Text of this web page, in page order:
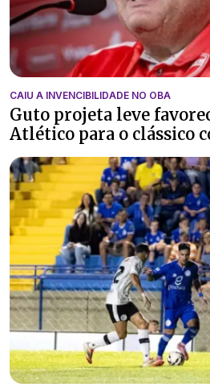
CAIU A INVENCIBILIDADE NO OBA
Guto projeta leve
Atlético para o clássico